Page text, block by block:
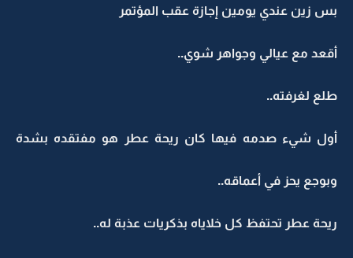
بس زين عندي يومين إجازة عقب المؤتمر
أقعد مع عيالي وجواهر شوي..
طلع لغرفته..
أول شيء صدمه فيها كان ريحة عطر هو مفتقده بشدة
وبوجع يحز في أعماقه..
ريحة عطر تحتفظ كل خلاياه بذكريات عذبة له..